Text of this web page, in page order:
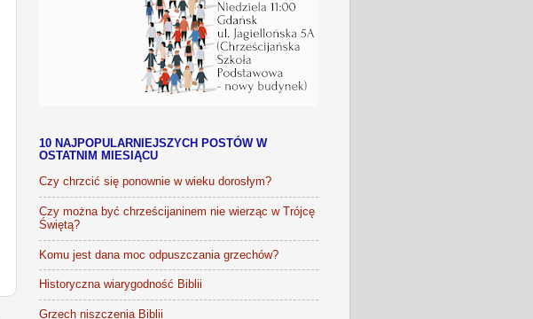
10 NAJPOPULARNIEJSZYCH POSTÓW W
OSTATNIM MIESIĄCU
Czy chrzcić się ponownie w wieku dorosłym?
Czy można być chrześcijaninem nie wierząc w Trójcę
Świętą?
Komu jest dana moc odpuszczania grzechów?
Historyczna wiarygodność Biblii
Grzech niszczenia Biblii